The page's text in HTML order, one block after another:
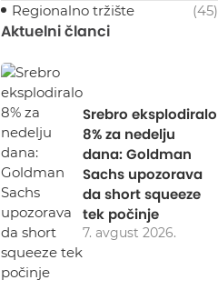
Regionalno tržište
(45)
Aktuelni članci
Srebro eksplodiralo
8% za nedelju
dana: Goldman
Sachs upozorava
da short squeeze
tek počinje
7. avgust 2026.